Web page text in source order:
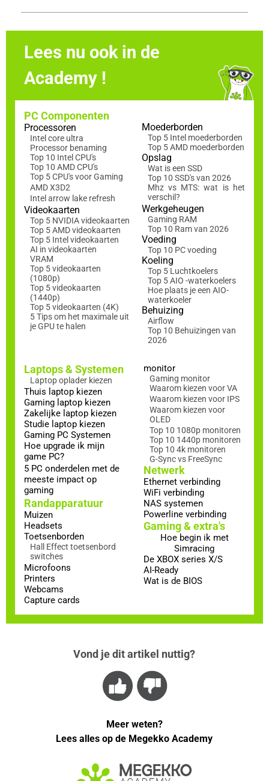
Lees nu ook in de
Academy !
PC Componenten
Processoren
Intel core ultra
Processor benaming
Top 10 Intel CPU's
Top 10 AMD CPU's
Top 5 CPU's voor Gaming
AMD X3D2
Intel arrow lake refresh
Videokaarten
Top 5 NVIDIA videokaarten
Top 5 AMD videokaarten
Top 5 Intel videokaarten
AI in videokaarten
VRAM
Top 5 videokaarten
(1080p)
Top 5 videokaarten
(1440p)
Top 5 videokaarten (4K)
5 Tips om het maximale uit
je GPU te halen
Moederborden
Top 5 Intel moederborden
Top 5 AMD moederborden
Opslag
Wat is een SSD
Top 10 SSD's van 2026
Mhz vs MTS: wat is het
verschil?
Werkgeheugen
Gaming RAM
Top 10 Ram van 2026
Voeding
Top 10 PC voeding
Koeling
Top 5 Luchtkoelers
Top 5 AIO -waterkoelers
Hoe plaats je een AIO-
waterkoeler
Behuizing
Airflow
Top 10 Behuizingen van
2026
Laptops & Systemen
Laptop oplader kiezen
Thuis laptop kiezen
Gaming laptop kiezen
Zakelijke laptop kiezen
Studie laptop kiezen
Gaming PC Systemen
Hoe upgrade ik mijn
game PC?
5 PC onderdelen met de
meeste impact op
gaming
Randapparatuur
Muizen
Headsets
Toetsenborden
Hall Effect toetsenbord
switches
Microfoons
Printers
Webcams
Capture cards
monitor
Gaming monitor
Waarom kiezen voor VA
Waarom kiezen voor IPS
Waarom kiezen voor
OLED
Top 10 1080p monitoren
Top 10 1440p monitoren
Top 10 4k monitoren
G-Sync vs FreeSync
Netwerk
Ethernet verbinding
WiFi verbinding
NAS systemen
Powerline verbinding
Gaming & extra's
Hoe begin ik met
Simracing
De XBOX series X/S
AI-Ready
Wat is de BIOS
Vond je dit artikel nuttig?
Meer weten?
Lees alles op de Megekko Academy